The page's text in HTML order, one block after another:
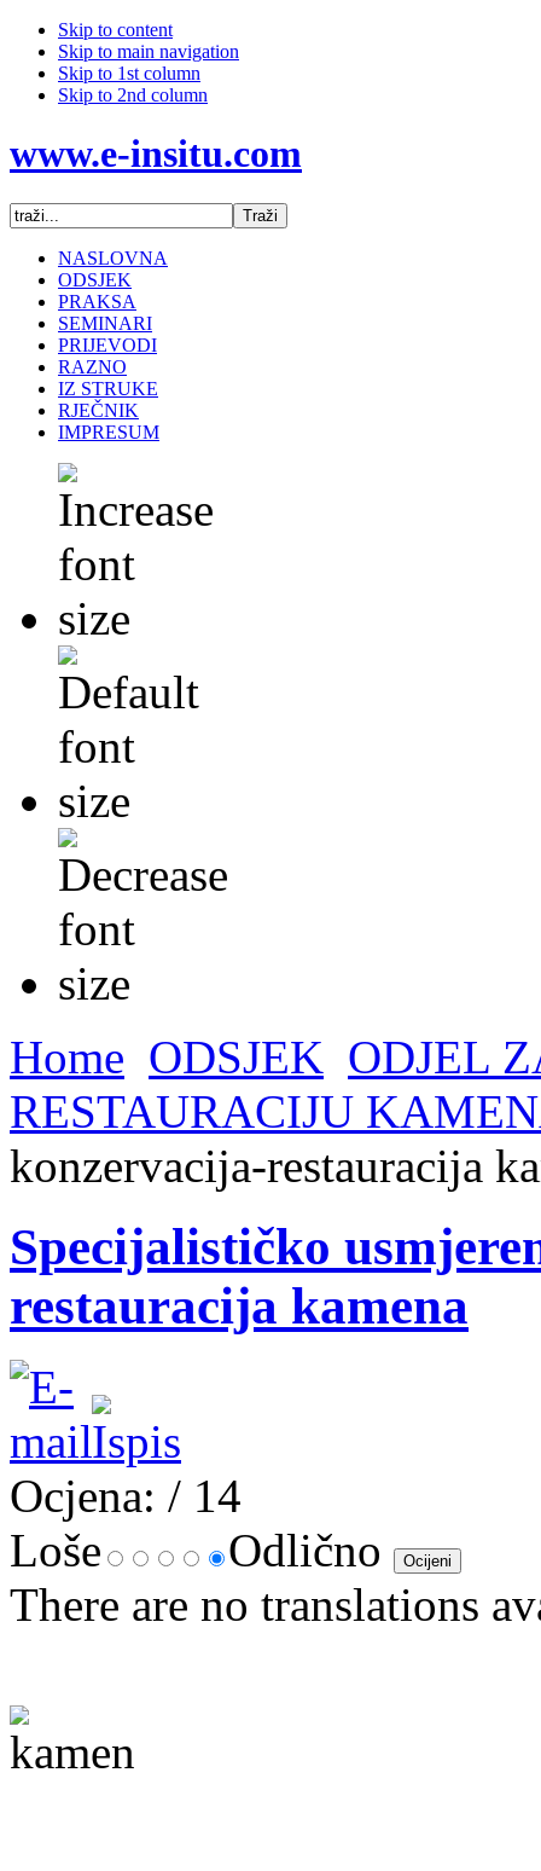
Skip to content
Skip to main navigation
Skip to 1st column
Skip to 2nd column
www.e-insitu.com
NASLOVNA
ODSJEK
PRAKSA
SEMINARI
PRIJEVODI
RAZNO
IZ STRUKE
RJEČNIK
IMPRESUM
Home ODSJEK ODJEL
RESTAURACIJU
konzervacija-restauracija
Specijalističko
restauracija kamena
Ocjena: / 14
Loše
Odlično
There are no translations